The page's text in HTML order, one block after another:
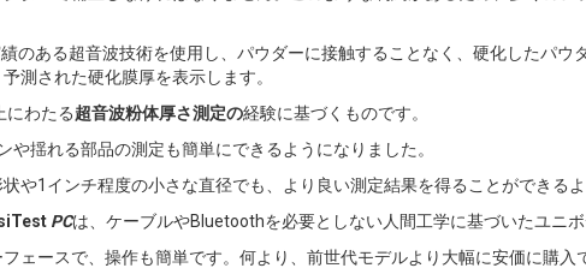
のある超音波技術を使用し、パウダーに接触することなく、硬化したパウ
測された硬化膜厚を表示します。
にわたる超音波粉体厚さ測定の経験に基づくものです。
揺れる部品の測定も簡単にできるようになりました。
や1インチ程度の小さな直径でも、より良い測定結果を得ることができるよ
PCは、ケーブルやBluetoothを必要としない人間工学に基づいたユニボ
ェースで、操作も簡単です。何より、前世代モデルより大幅に安価に購入